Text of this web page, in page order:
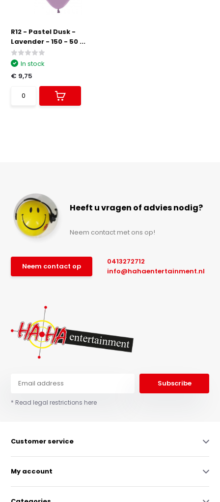
R12 - Pastel Dusk -
Lavender - 150 - 50 ...
In stock
€ 9,75
Heeft u vragen of advies nodig?
Neem contact met ons op!
Neem contact op
0413272712
info@hahaentertainment.nl
Subscribe
* Read legal restrictions here
Customer service
My account